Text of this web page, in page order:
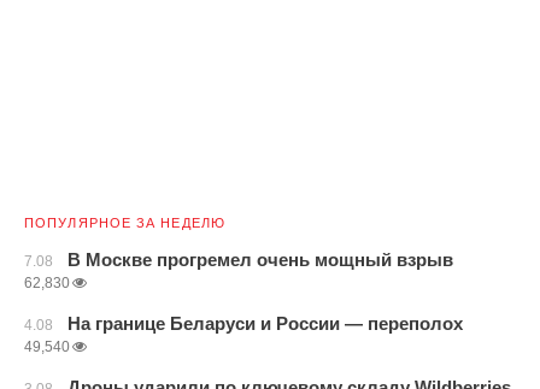
ПОПУЛЯРНОЕ ЗА НЕДЕЛЮ
7.08 В Москве прогремел очень мощный взрыв
62,830
4.08 На границе Беларуси и России — переполох
49,540